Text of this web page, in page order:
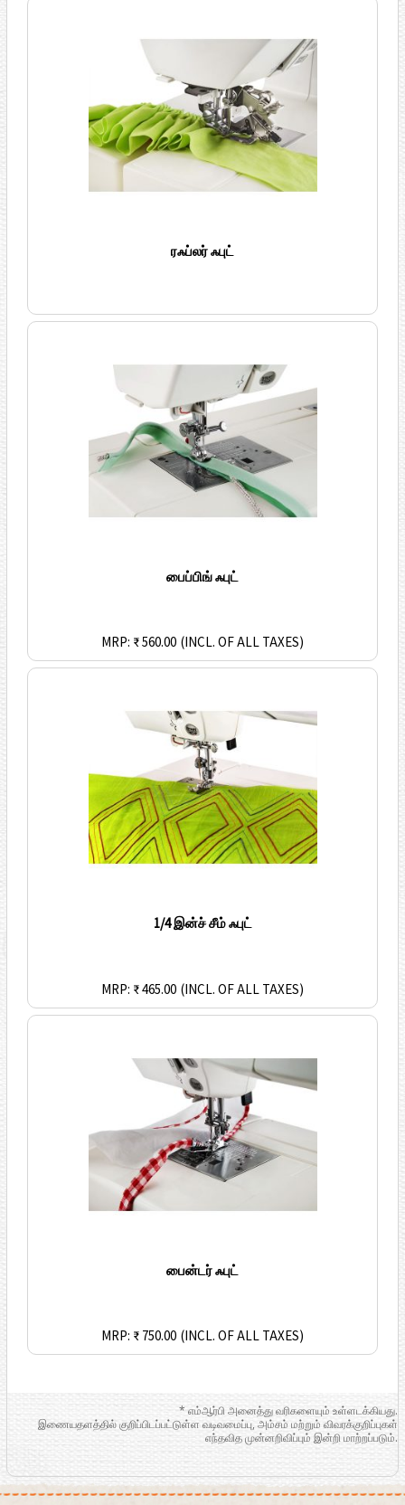
ரஃப்லர் ஃபுட்
பைப்பிங் ஃபுட்
MRP: ₹ 560.00 (INCL. OF ALL TAXES)
1/4 இன்ச் சீம் ஃபுட்
MRP: ₹ 465.00 (INCL. OF ALL TAXES)
பைன்டர் ஃபுட்
MRP: ₹ 750.00 (INCL. OF ALL TAXES)
* எம்ஆர்பி அனைத்து வரிகளையும் உள்ளடக்கியது.
இணையதளத்தில் குறிப்பிடப்பட்டுள்ள வடிவமைப்பு, அம்சம் மற்றும் விவரக்குறிப்புகள்
எந்தவித முன்னறிவிப்பும் இன்றி மாற்றப்படும்.